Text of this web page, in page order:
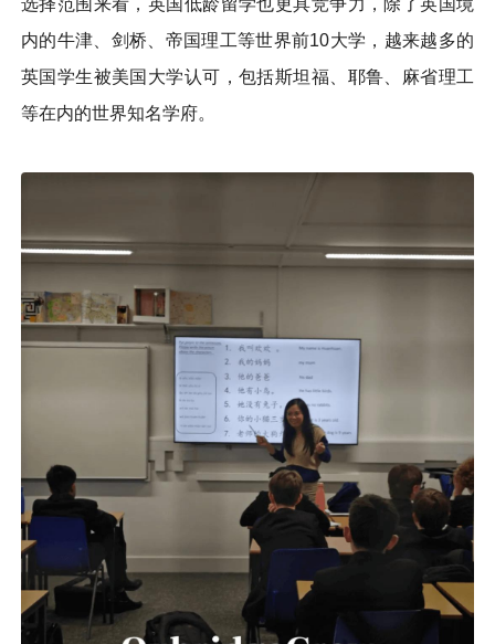
选择范围来看，英国低龄留学也更具竞争力，除了英国境
内的牛津、剑桥、帝国理工等世界前10大学，越来越多的
英国学生被美国大学认可，包括斯坦福、耶鲁、麻省理工
等在内的世界知名学府。